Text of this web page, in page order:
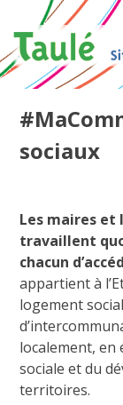
content
sociaux
Les maires et
travaillent
chacun
appartient à
logement
localement, en
sociale et du
territoires.